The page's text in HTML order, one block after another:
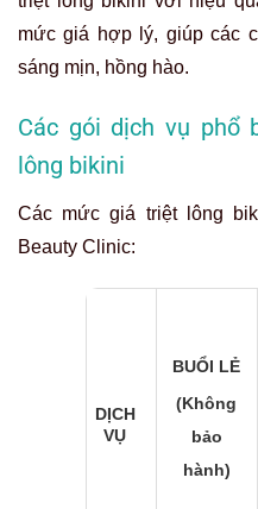
mức giá hợp lý, giúp các
sáng mịn, hồng hào.
Các gói dịch vụ phổ
lông bikini
Các mức giá triệt lông
Beauty Clinic:
DỊCH
VỤ
BUỔI LẺ
(Không
bảo
hành)